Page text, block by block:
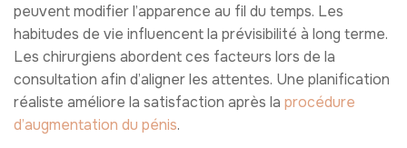
peuvent modifier l’apparence au fil du temps. Les
habitudes de vie influencent la prévisibilité à long terme.
Les chirurgiens abordent ces facteurs lors de la
consultation afin d’aligner les attentes. Une planification
réaliste améliore la satisfaction après la procédure
d’augmentation du pénis.